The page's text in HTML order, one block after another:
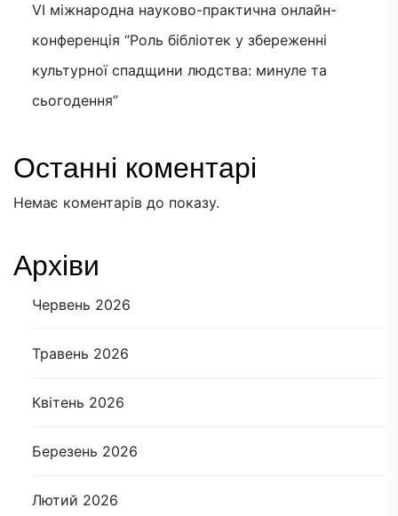
VI міжнародна науково-практична онлайн-
конференція “Роль бібліотек у збереженні
культурної спадщини людства: минуле та
сьогодення”
Останні коментарі
Немає коментарів до показу.
Архіви
Червень 2026
Травень 2026
Квітень 2026
Березень 2026
Лютий 2026